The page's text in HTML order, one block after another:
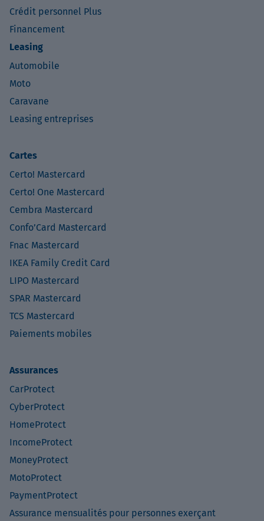
Crédit personnel Plus
Financement
Leasing
Automobile
Moto
Caravane
Leasing entreprises
Cartes
Certo! Mastercard
Certo! One Mastercard
Cembra Mastercard
Confo’Card Mastercard
Fnac Mastercard
IKEA Family Credit Card
LIPO Mastercard
SPAR Mastercard
TCS Mastercard
Paiements mobiles
Assurances
CarProtect
CyberProtect
HomeProtect
IncomeProtect
MoneyProtect
MotoProtect
PaymentProtect
Assurance mensualités pour personnes exerçant